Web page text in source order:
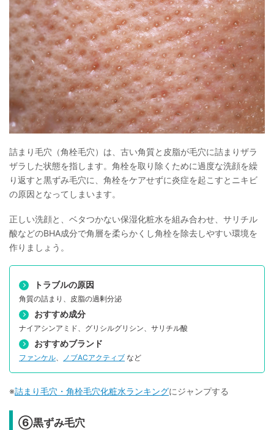
詰まり毛穴（角栓毛穴）は、古い角質と皮脂が毛穴に詰まりザラ
ザラした状態を指します。角栓を取り除くために過度な洗顔を繰
り返すと黒ずみ毛穴に、角栓をケアせずに炎症を起こすとニキビ
の原因となってしまいます。
正しい洗顔と、ベタつかない保湿化粧水を組み合わせ、サリチル
酸などのBHA成分で角層を柔らかくし角栓を除去しやすい環境を
作りましょう。
トラブルの原因
角質の詰まり、皮脂の過剰分泌
おすすめ成分
ナイアシンアミド、グリシルグリシン、サリチル酸
おすすめブランド
ファンケル、 ノブACアクティブ など
※詰まり毛穴・角栓毛穴化粧水ランキングにジャンプする
⑥黒ずみ毛穴